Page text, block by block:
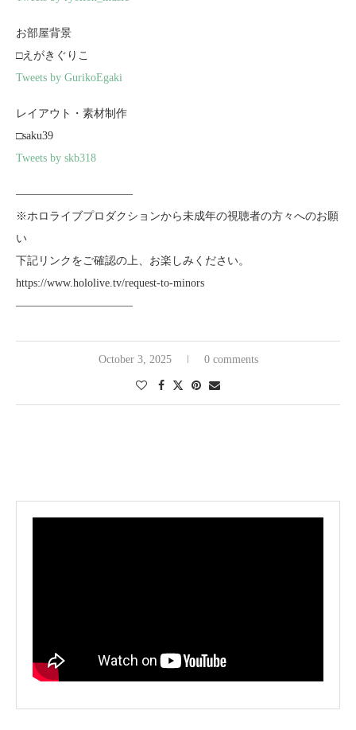
お部屋背景
□えがきぐりこ
Tweets by GurikoEgaki
レイアウト・素材制作
□saku39
Tweets by skb318
——————————–
※ホロライブプロダクションから未成年の視聴者の方々へのお願
い
下記リンクをご確認の上、お楽しみください。
https://www.hololive.tv/request-to-minors
——————————–
October 3, 2025 0 comments